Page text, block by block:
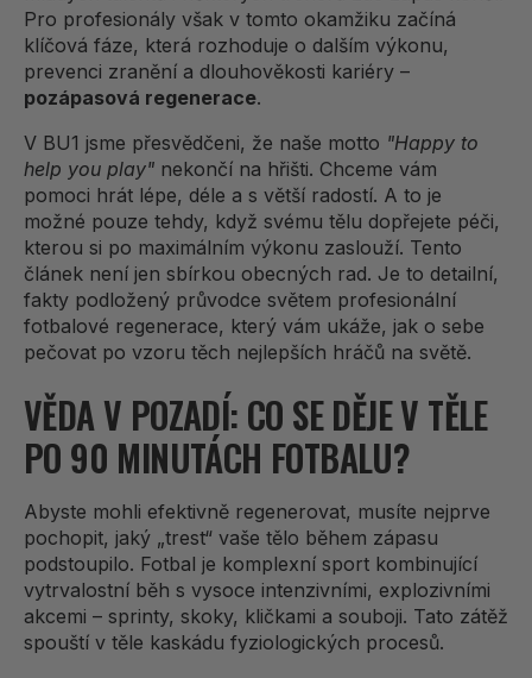
Pro profesionály však v tomto okamžiku začíná
klíčová fáze, která rozhoduje o dalším výkonu,
prevenci zranění a dlouhověkosti kariéry –
pozápasová regenerace.
V BU1 jsme přesvědčeni, že naše motto "Happy to
help you play" nekončí na hřišti. Chceme vám
pomoci hrát lépe, déle a s větší radostí. A to je
možné pouze tehdy, když svému tělu dopřejete péči,
kterou si po maximálním výkonu zaslouží. Tento
článek není jen sbírkou obecných rad. Je to detailní,
fakty podložený průvodce světem profesionální
fotbalové regenerace, který vám ukáže, jak o sebe
pečovat po vzoru těch nejlepších hráčů na světě.
VĚDA V POZADÍ: CO SE DĚJE V TĚLE
PO 90 MINUTÁCH FOTBALU?
Abyste mohli efektivně regenerovat, musíte nejprve
pochopit, jaký „trest“ vaše tělo během zápasu
podstoupilo. Fotbal je komplexní sport kombinující
vytrvalostní běh s vysoce intenzivními, explozivními
akcemi – sprinty, skoky, kličkami a souboji. Tato zátěž
spouští v těle kaskádu fyziologických procesů.